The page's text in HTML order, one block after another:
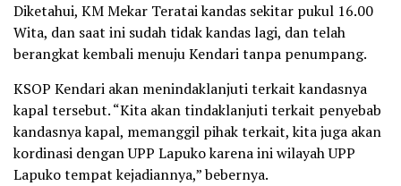
Diketahui, KM Mekar Teratai kandas sekitar pukul 16.00
Wita, dan saat ini sudah tidak kandas lagi, dan telah
berangkat kembali menuju Kendari tanpa penumpang.
KSOP Kendari akan menindaklanjuti terkait kandasnya
kapal tersebut. “Kita akan tindaklanjuti terkait penyebab
kandasnya kapal, memanggil pihak terkait, kita juga akan
kordinasi dengan UPP Lapuko karena ini wilayah UPP
Lapuko tempat kejadiannya,” bebernya.